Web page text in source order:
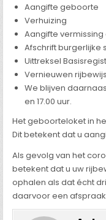
Aangifte geboorte
Verhuizing
Aangifte
Afschrift burgerlijke
Uittreksel
Vernieuwen rijbewijs
We blijven
en 17.00 uur.
Het geboorteloket in
Dit betekent dat u
Als gevolg van het
betekent dat u uw
ophalen als dat écht
daarvoor een